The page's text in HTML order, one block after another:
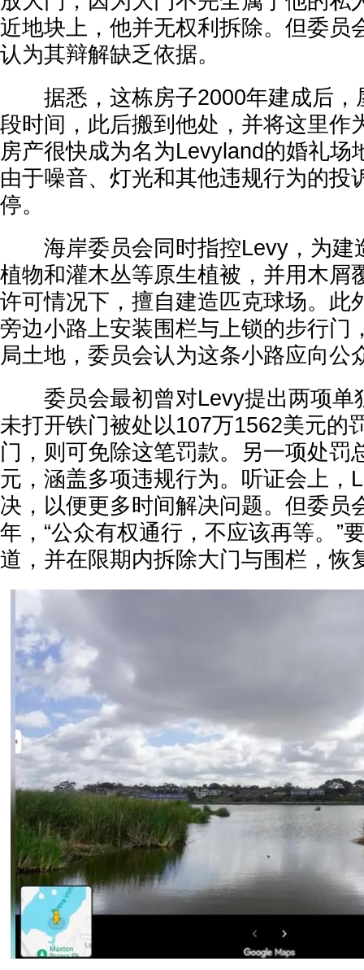
近地块上，他并无权利拆除。但委员
认为其辩解缺乏依据。
据悉，这栋房子2000年建成后，
段时间，此后搬到他处，并将这里作
房产很快成为名为Levyland的婚礼场
由于噪音、灯光和其他违规行为的投
停。
海岸委员会同时指控Levy，为建
植物和灌木丛等原生植被，并用木屑
许可情况下，擅自建造匹克球场。此
旁边小路上安装围栏与上锁的步行门
局土地，委员会认为这条小路应向公
委员会最初曾对Levy提出两项单
未打开铁门被处以107万1562美元的
门，则可免除这笔罚款。另一项处罚
元，涵盖多项违规行为。听证会上，
决，以便更多时间解决问题。但委员
年，“公众有权通行，不应该再等。”
道，并在限期内拆除大门与围栏，恢